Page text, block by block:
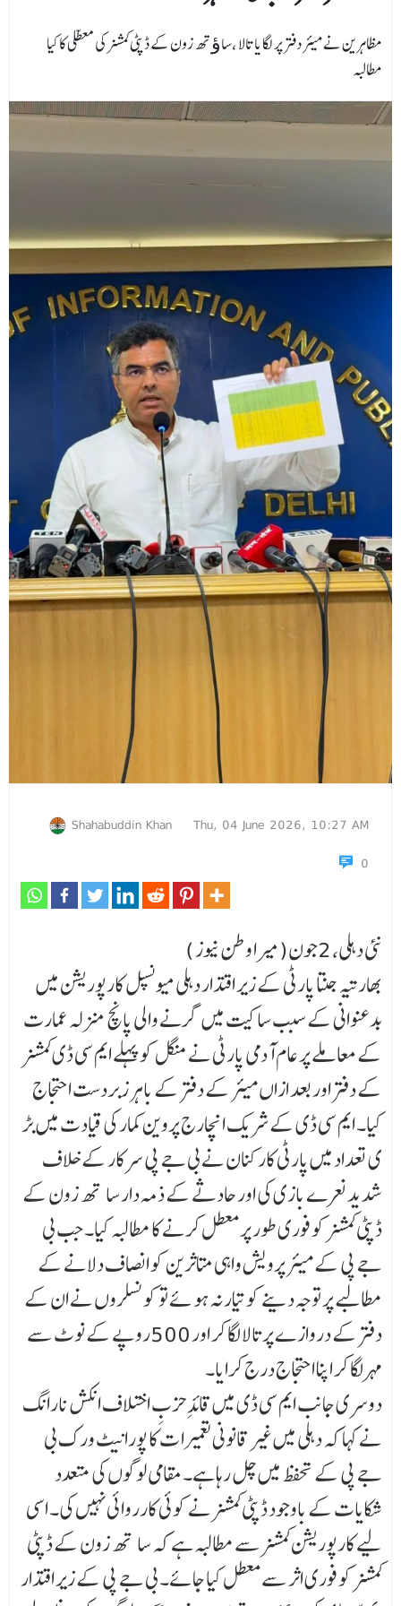
مظاہرین نے میئر دفتر پر لگایا تالا ،ساﺅتھ زون کے ڈپٹی کمشنر کی معطلی کاکیا
مطالبہ
Shahabuddin Khan
Thu, 04 June 2026, 10:27 AM
0
نئی دہلی، 2جون(میرا وطن نیوز )
بھارتیہ جنتا پارٹی کے زیر اقتدار دہلی میونسپل کارپوریشن میں
بدعنوانی کے سبب ساکیت میں گرنے والی پانچ منزلہ عمارت
کے معاملے پر عام آدمی پارٹی نے منگل کو پہلے ایم سی ڈی کمشنر
کے دفتر اور بعد ازاں میئر کے دفتر کے باہر زبردست احتجاج
کیا۔ ایم سی ڈی کے شریک انچارج پروین کمار کی قیادت میں بڑ
ی تعداد میں پارٹی کارکنان نے بی جے پی سرکار کے خلاف
شدید نعرے بازی کی اور حادثے کے ذمہ دار سا ¶تھ زون کے
ڈپٹی کمشنر کو فوری طور پر معطل کرنے کا مطالبہ کیا۔ جب بی
جے پی کے میئر پرویش واہی متاثرین کو انصاف دلانے کے
مطالبے پر توجہ دینے کو تیار نہ ہو ئے تو کونسلروں نے ان کے
دفتر کے دروازے پر تالا لگا کر اور 500روپے کے نوٹ سے
مہر لگا کر اپنا احتجاج درج کرایا۔
دوسری جانب ایم سی ڈی میں قائدِ حزبِ اختلاف انکش نارانگ
نے کہا کہ دہلی میں غیر قانونی تعمیرا ت کا پورا نیٹ ورک بی
جے پی کے تحفظ میں چل رہا ہے۔ مقامی لوگوں کی متعدد
شکایات کے باوجود ڈپٹی کمشنر نے کوئی کارروائی نہیں کی۔ اسی
لیے کارپوریشن کمشنر سے مطالبہ ہے کہ سا ¶تھ زون کے ڈپٹی
کمشنر کو فوری اثر سے معطل کیا جائے۔ بی جے پی کے زیر اقتدار